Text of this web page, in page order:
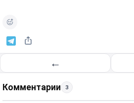
←
Комментарии 3